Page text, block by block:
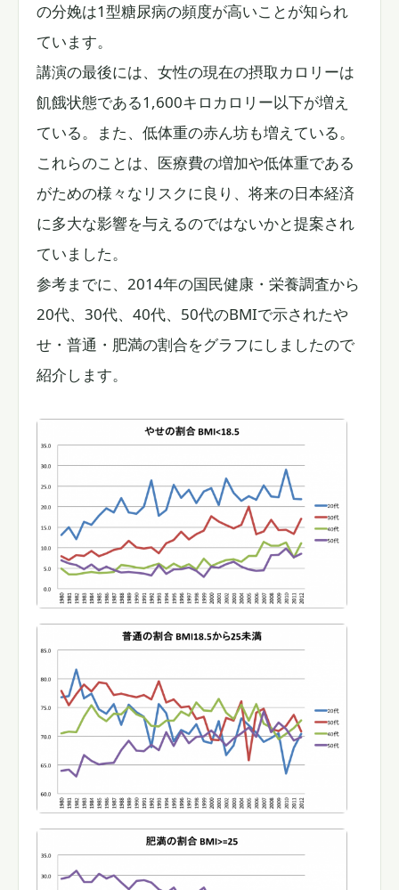
の分娩は1型糖尿病の頻度が高いことが知られ
ています。
講演の最後には、女性の現在の摂取カロリーは
飢餓状態である1,600キロカロリー以下が増え
ている。また、低体重の赤ん坊も増えている。
これらのことは、医療費の増加や低体重である
がための様々なリスクに良り、将来の日本経済
に多大な影響を与えるのではないかと提案され
ていました。
参考までに、2014年の国民健康・栄養調査から
20代、30代、40代、50代のBMIで示されたや
せ・普通・肥満の割合をグラフにしましたので
紹介します。